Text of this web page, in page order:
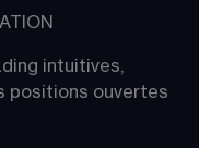
intuitives,
positions ouvertes